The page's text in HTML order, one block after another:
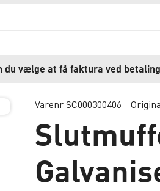
du vælge at få faktura ved
Varenr SC000300406